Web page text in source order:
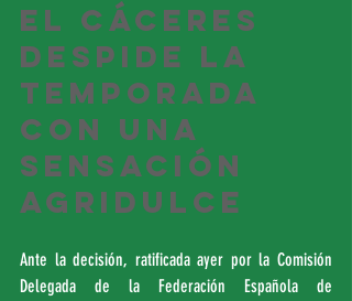
El Cáceres
despide la
temporada
con una
sensación
agridulce
Ante la decisión, ratificada ayer por la Comisión
Delegada de la Federación Española de